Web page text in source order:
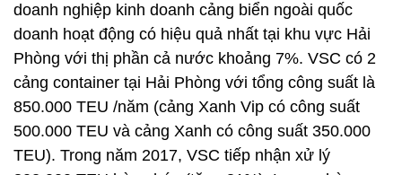
doanh nghiệp kinh doanh cảng biển ngoài quốc
doanh hoạt động có hiệu quả nhất tại khu vực Hải
Phòng với thị phần cả nước khoảng 7%. VSC có 2
cảng container tại Hải Phòng với tổng công suất là
850.000 TEU /năm (cảng Xanh Vip có công suất
500.000 TEU và cảng Xanh có công suất 350.000
TEU). Trong năm 2017, VSC tiếp nhận xử lý